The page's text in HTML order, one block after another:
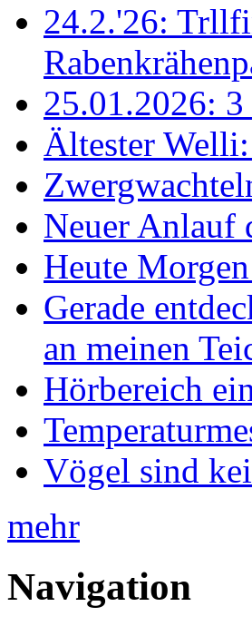
24.2.'26:
25.01.2026:
Ältester
Neuer Anlauf
Heute
Gerade
an meinen
Hörbereich
Vögel sind
mehr
Navigation